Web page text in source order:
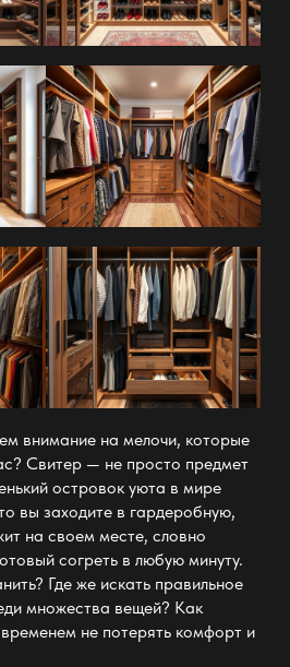
внимание на мелочи, которые
Свитер — не просто предмет
островок уюта в мире
вы заходите в гардеробную,
на своем месте, словно
согреть в любую минуту.
Где же искать правильное
множества вещей? Как
не потерять комфорт и